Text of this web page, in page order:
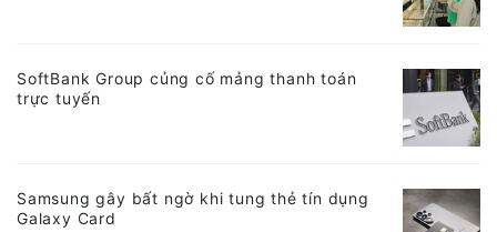
SoftBank Group củng cố mảng thanh toán
trực tuyến
Samsung gây bất ngờ khi tung thẻ tín dụng
Galaxy Card